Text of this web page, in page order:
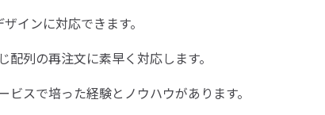
インに対応できます。
列の再注文に素早く対応します。
スで培った経験とノウハウがあります。